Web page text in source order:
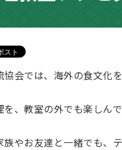
会では、 海外の食文化
を、教室の外でも楽しん
族やお友達と一緒でも、